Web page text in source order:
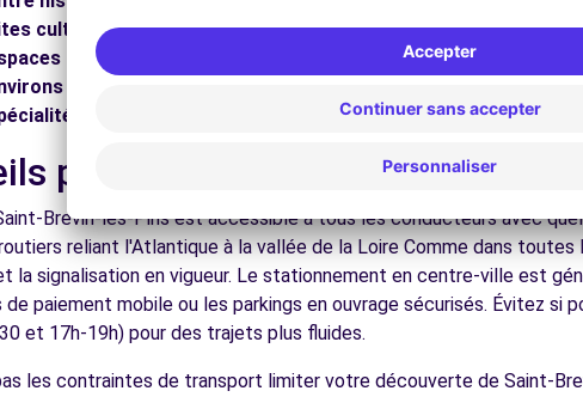
culturels :Visitez les musées et monuments qui font la richesse
naturels :
Profitez des parcs et jardins pour une pause
:
Explorez les châteaux de la Loire, les vignobles, la côte
locales :
Découvrez la gastronomie régionale dans les
pratiques pour conduire à
Brevin-les-Pins est accessible à tous les conducteurs avec
reliant l'Atlantique à la vallée de la Loire Comme dans
la signalisation en vigueur. Le stationnement en centre-ville est
paiement mobile ou les parkings en ouvrage sécurisés. Évitez si
et 17h-19h) pour des trajets plus fluides.
les contraintes de transport limiter votre découverte de Saint-